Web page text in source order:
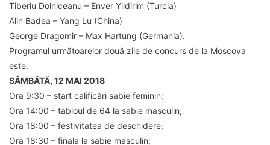
Tiberiu Dolniceanu – Enver Yildirim (Turcia)
Alin Badea – Yang Lu (China)
George Dragomir – Max Hartung (Germania).
Programul următoarelor două zile de concurs de la Moscova
este:
SÂMBĂTĂ, 12 MAI 2018
Ora 9:30 – start calificări sabie feminin;
Ora 14:00 – tabloul de 64 la sabie masculin;
Ora 18:00 – festivitatea de deschidere;
Ora 18:30 – finala la sabie masculin;